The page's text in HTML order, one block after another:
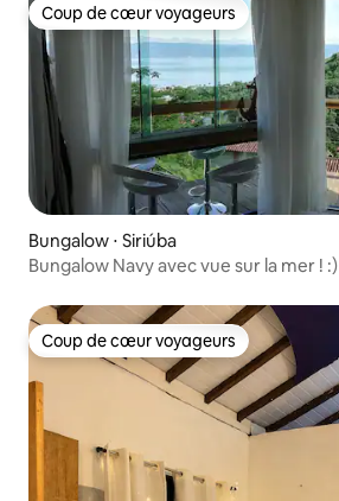
Coup de cœur voyageurs
Coup de cœur voyageurs
Bungalow ⋅ Siriúba
Bungalow Navy avec vue sur la mer ! :)
Coup de cœur voyageurs
Coup de cœur voyageurs